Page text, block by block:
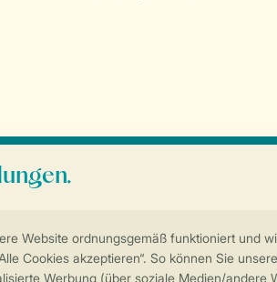
Deiner Privatsphäre